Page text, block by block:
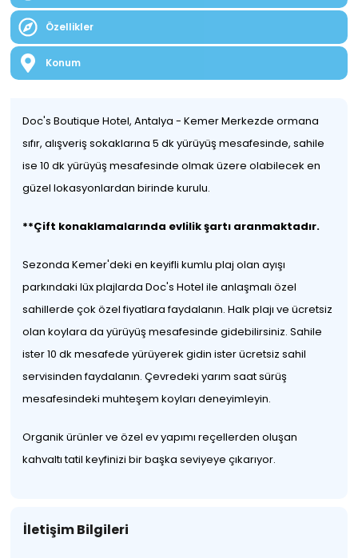
Özellikler
Konum
Doc's Boutique Hotel, Antalya - Kemer Merkezde ormana
sıfır, alışveriş sokaklarına 5 dk yürüyüş mesafesinde, sahile
ise 10 dk yürüyüş mesafesinde olmak üzere olabilecek en
güzel lokasyonlardan birinde kurulu.
**Çift konaklamalarında evlilik şartı aranmaktadır.
Sezonda Kemer'deki en keyifli kumlu plaj olan ayışı
parkındaki lüx plajlarda Doc's Hotel ile anlaşmalı özel
sahillerde çok özel fiyatlara faydalanın. Halk plajı ve ücretsiz
olan koylara da yürüyüş mesafesinde gidebilirsiniz. Sahile
ister 10 dk mesafede yürüyerek gidin ister ücretsiz sahil
servisinden faydalanın. Çevredeki yarım saat sürüş
mesafesindeki muhteşem koyları deneyimleyin.
Organik ürünler ve özel ev yapımı reçellerden oluşan
kahvaltı tatil keyfinizi bir başka seviyeye çıkarıyor.
İletişim Bilgileri